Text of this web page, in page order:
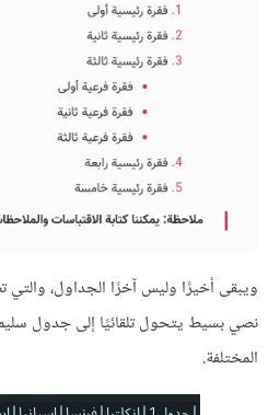
ويبقى أخيرًا وليس آخرًا الجداول،
نصي بسيط يتحول تلقائيًا إلى جدول
المختلفة.